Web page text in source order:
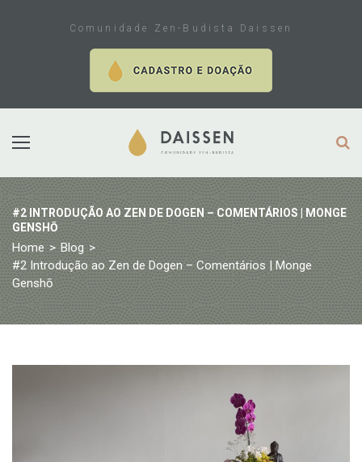
Comunidade Zen-Budista Daissen
#2 INTRODUÇÃO AO ZEN DE DOGEN – COMENTÁRIOS | MONGE
GENSHŌ
Home > Blog >
#2 Introdução ao Zen de Dogen – Comentários | Monge
Genshō